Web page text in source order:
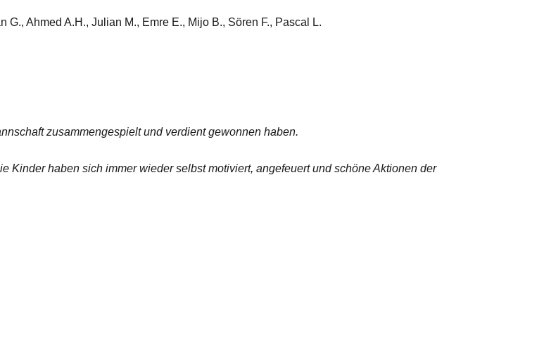
Ahmed A.H., Julian M., Emre E., Mijo B., Sören F., Pascal L.
zusammengespielt und verdient gewonnen haben.
Kinder haben sich immer wieder selbst motiviert, angefeuert und schöne Aktionen der